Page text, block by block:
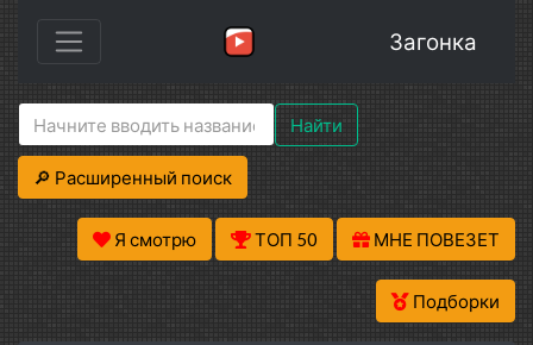
Загонка
Найти
🔎 Расширенный поиск
Я смотрю ТОП 50 МНЕ ПОВЕЗЕТ
Подборки